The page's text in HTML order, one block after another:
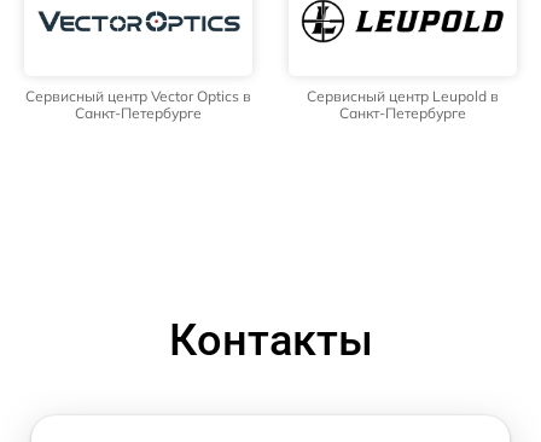
Сервисный центр Vector Optics в
Санкт-Петербурге
Сервисный центр Leupold в
Санкт-Петербурге
Контакты